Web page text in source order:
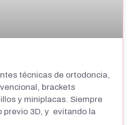
técnicas de ortodoncia,
brackets
y miniplacas. Siempre
previo 3D, y evitando la